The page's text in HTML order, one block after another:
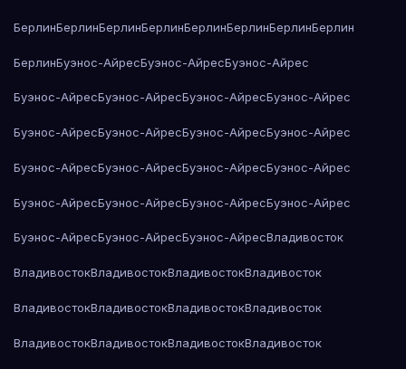
БерлинБерлинБерлинБерлинБерлинБерлинБерлинБерлин
БерлинБуэнос-АйресБуэнос-АйресБуэнос-Айрес
Буэнос-АйресБуэнос-АйресБуэнос-АйресБуэнос-Айрес
Буэнос-АйресБуэнос-АйресБуэнос-АйресБуэнос-Айрес
Буэнос-АйресБуэнос-АйресБуэнос-АйресБуэнос-Айрес
Буэнос-АйресБуэнос-АйресБуэнос-АйресБуэнос-Айрес
Буэнос-АйресБуэнос-АйресБуэнос-АйресВладивосток
ВладивостокВладивостокВладивостокВладивосток
ВладивостокВладивостокВладивостокВладивосток
ВладивостокВладивостокВладивостокВладивосток